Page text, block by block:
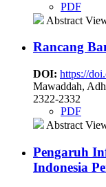
PDF
Abstract
Rancang
DOI: https://
Mawaddah,
2322-2332
PDF
Abstract
Pengaruh
Indonesia